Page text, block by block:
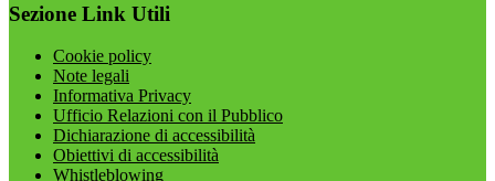
Sezione Link Utili
Cookie policy
Note legali
Informativa Privacy
Ufficio Relazioni con il Pubblico
Dichiarazione di accessibilità
Obiettivi di accessibilità
Whistleblowing